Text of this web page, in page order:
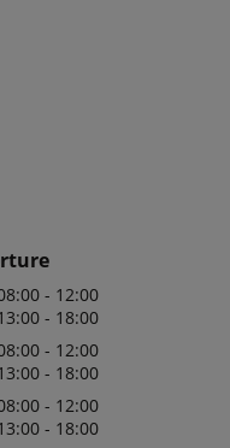
- 12:00
- 18:00
- 12:00
- 18:00
- 12:00
- 18:00